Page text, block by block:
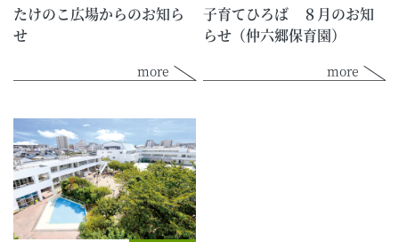
たけのこ広場からのお知ら
せ
more
子育てひろば ８月のお知
らせ（仲六郷保育園）
more